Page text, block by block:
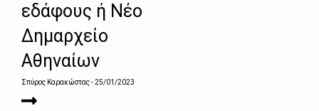
εδάφους ή Νέο
Δημαρχείο
Αθηναίων
Σπύρος Καρακώστας- 25/01/2023